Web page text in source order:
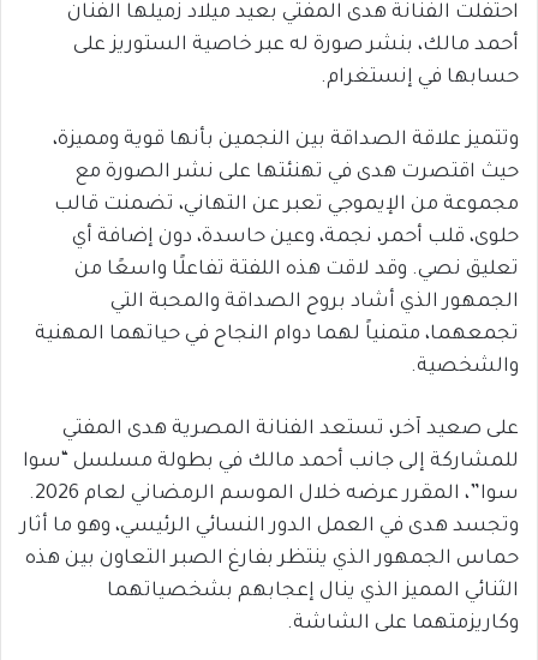
احتفلت الفنانة هدى المفتي بعيد ميلاد زميلها الفنان
أحمد مالك، بنشر صورة له عبر خاصية الستوريز على
حسابها في إنستغرام.
وتتميز علاقة الصداقة بين النجمين بأنها قوية ومميزة،
حيث اقتصرت هدى في تهنئتها على نشر الصورة مع
مجموعة من الإيموجي تعبر عن التهاني، تضمنت قالب
حلوى، قلب أحمر، نجمة، وعين حاسدة، دون إضافة أي
تعليق نصي. وقد لاقت هذه اللفتة تفاعلًا واسعًا من
الجمهور الذي أشاد بروح الصداقة والمحبة التي
تجمعهما، متمنياً لهما دوام النجاح في حياتهما المهنية
والشخصية.
على صعيد آخر، تستعد الفنانة المصرية هدى المفتي
للمشاركة إلى جانب أحمد مالك في بطولة مسلسل “سوا
سوا”، المقرر عرضه خلال الموسم الرمضاني لعام 2026.
وتجسد هدى في العمل الدور النسائي الرئيسي، وهو ما أثار
حماس الجمهور الذي ينتظر بفارغ الصبر التعاون بين هذه
الثنائي المميز الذي ينال إعجابهم بشخصياتهما
وكاريزمتهما على الشاشة.